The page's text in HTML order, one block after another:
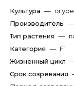
Культура —
Производитель —
Тип растения —
Категория — F1
Жизненный цикл
Срок созревания